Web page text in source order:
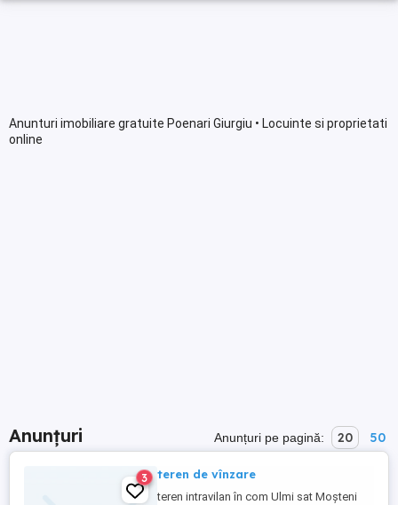
Anunturi imobiliare gratuite Poenari Giurgiu • Locuinte si proprietati
online
Anunțuri Anunțuri pe pagină: 20 50
3 teren de vînzare
teren intravilan în com Ulmi sat Moșteni